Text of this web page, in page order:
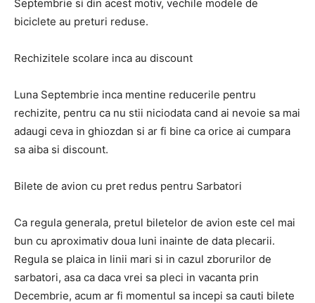
Septembrie si din acest motiv, vechile modele de
biciclete au preturi reduse.
Rechizitele scolare inca au discount
Luna Septembrie inca mentine reducerile pentru
rechizite, pentru ca nu stii niciodata cand ai nevoie sa mai
adaugi ceva in ghiozdan si ar fi bine ca orice ai cumpara
sa aiba si discount.
Bilete de avion cu pret redus pentru Sarbatori
Ca regula generala, pretul biletelor de avion este cel mai
bun cu aproximativ doua luni inainte de data plecarii.
Regula se plaica in linii mari si in cazul zborurilor de
sarbatori, asa ca daca vrei sa pleci in vacanta prin
Decembrie, acum ar fi momentul sa incepi sa cauti bilete